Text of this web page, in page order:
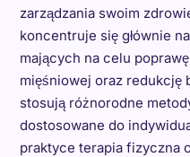
zarządzania swoim
koncentruje się głównie
mających na celu
mięśniowej oraz redukcję
stosują różnorodne
dostosowane do
praktyce terapia fizyczna